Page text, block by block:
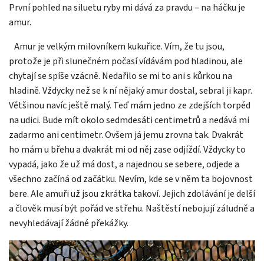
První pohled na siluetu ryby mi dává za pravdu – na háčku je
amur.
Amur je velkým milovníkem kukuřice. Vím, že tu jsou,
protože je při slunečném počasí vídávám pod hladinou, ale
chytají se spíše vzácně. Nedařilo se mi to ani s kůrkou na
hladině. Vždycky než se k ní nějaký amur dostal, sebral ji kapr.
Většinou navíc ještě malý. Teď mám jedno ze zdejších torpéd
na udici. Bude mít okolo sedmdesáti centimetrů a nedává mi
zadarmo ani centimetr. Ovšem já jemu zrovna tak. Dvakrát
ho mám u břehu a dvakrát mi od něj zase odjíždí. Vždycky to
vypadá, jako že už má dost, a najednou se sebere, odjede a
všechno začíná od začátku. Nevím, kde se v něm ta bojovnost
bere. Ale amuři už jsou zkrátka takoví. Jejich zdolávání je delší
a člověk musí být pořád ve střehu. Naštěstí nebojují záludně a
nevyhledávají žádné překážky.